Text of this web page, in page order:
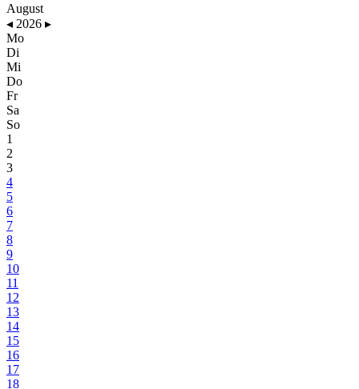
August
◂ 2026 ▸
Mo
Di
Mi
Do
Fr
Sa
So
1
2
3
4
5
6
7
8
9
10
11
12
13
14
15
16
17
18